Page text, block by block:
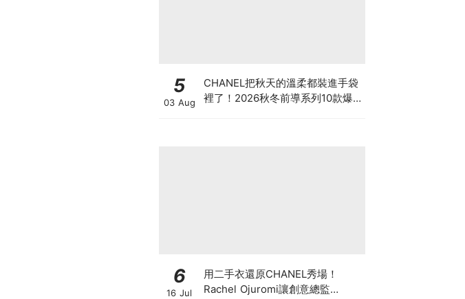
5
03 Aug
CHANEL把秋天的溫柔都裝進手袋
裡了！2026秋冬前導系列10款爆
6
16 Jul
用二手衣還原CHANEL秀場！
Rachel Ojuromi讓創意總監